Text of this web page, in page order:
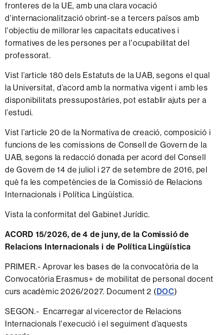
fronteres de la UE, amb una clara vocació
d'internacionalització obrint-se a tercers països amb
l'objectiu de millorar les capacitats educatives i
formatives de les persones per a l'ocupabilitat del
professorat.
Vist l’article 180 dels Estatuts de la UAB, segons el qual
la Universitat, d’acord amb la normativa vigent i amb les
disponibilitats pressupostàries, pot establir ajuts per a
l’estudi.
Vist l’article 20 de la Normativa de creació, composició i
funcions de les comissions de Consell de Govern de la
UAB, segons la redacció donada per acord del Consell
de Govern de 14 de juliol i 27 de setembre de 2016, pel
què fa les competències de la Comissió de Relacions
Internacionals i Política Lingüística.
Vista la conformitat del Gabinet Jurídic.
ACORD 15/2026, de 4 de juny, de la Comissió de
Relacions Internacionals i de Política Lingüística
PRIMER.- Aprovar les bases de la convocatòria de la
Convocatòria Erasmus+ de mobilitat de personal docent
curs acadèmic 2026/2027. Document 2 (DOC)
SEGON.- Encarregar al vicerector de Relacions
Internacionals l'execució i el seguiment d’aquests